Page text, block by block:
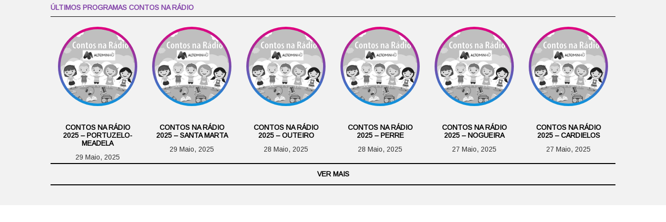
ÚLTIMOS PROGRAMAS CONTOS NA RÁDIO
CONTOS NA RÁDIO
2025 – PORTUZELO-
MEADELA
29 Maio, 2025
CONTOS NA RÁDIO
2025 – SANTA MARTA
29 Maio, 2025
CONTOS NA RÁDIO
2025 – OUTEIRO
28 Maio, 2025
CONTOS NA RÁDIO
2025 – PERRE
28 Maio, 2025
CONTOS NA RÁDIO
2025 – NOGUEIRA
27 Maio, 2025
CONTOS NA RÁDIO
2025 – CARDIELOS
27 Maio, 2025
VER MAIS